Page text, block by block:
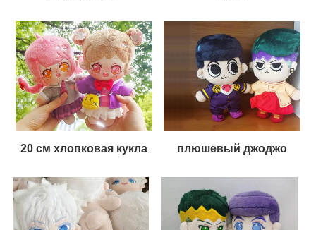
20 см хлопковая кукла плюшевый джоджо